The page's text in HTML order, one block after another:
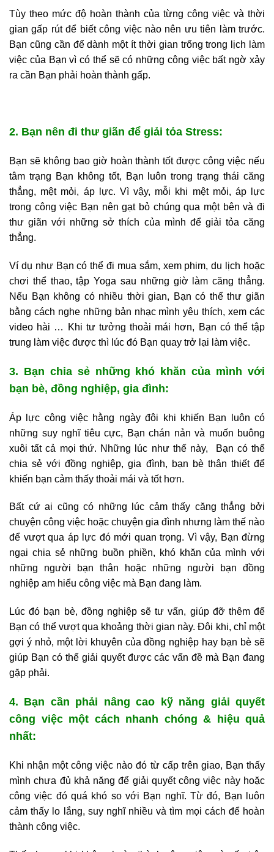
Tùy theo mức độ hoàn thành của từng công việc và thời
gian gấp rút để biết công việc nào nên ưu tiên làm trước.
Bạn cũng cần để dành một ít thời gian trống trong lịch làm
việc của Bạn vì có thể sẽ có những công việc bất ngờ xảy
ra cần Bạn phải hoàn thành gấp.
2. Bạn nên đi thư giãn để giải tỏa Stress:
Bạn sẽ không bao giờ hoàn thành tốt được công việc nếu
tâm trạng Bạn không tốt, Bạn luôn trong trạng thái căng
thẳng, mệt mỏi, áp lực. Vì vậy, mỗi khi mệt mỏi, áp lực
trong công việc Bạn nên gạt bỏ chúng qua một bên và đi
thư giãn với những sở thích của mình để giải tỏa căng
thẳng.
Ví dụ như Bạn có thể đi mua sắm, xem phim, du lịch hoặc
chơi thể thao, tập Yoga sau những giờ làm căng thẳng.
Nếu Bạn không có nhiều thời gian, Bạn có thể thư giãn
bằng cách nghe những bản nhạc mình yêu thích, xem các
video hài … Khi tư tưởng thoải mái hơn, Bạn có thể tập
trung làm việc được thì lúc đó Bạn quay trở lại làm việc.
3. Bạn chia sẻ những khó khăn của mình với
bạn bè, đồng nghiệp, gia đình:
Áp lực công việc hằng ngày đôi khi khiến Bạn luôn có
những suy nghĩ tiêu cực, Bạn chán nản và muốn buông
xuôi tất cả mọi thứ. Những lúc như thế này, Bạn có thể
chia sẻ với đồng nghiệp, gia đình, bạn bè thân thiết để
khiến bạn cảm thấy thoải mái và tốt hơn.
Bất cứ ai cũng có những lúc cảm thấy căng thẳng bởi
chuyện công việc hoặc chuyện gia đình nhưng làm thế nào
để vượt qua áp lực đó mới quan trọng. Vì vậy, Bạn đừng
ngại chia sẻ những buồn phiền, khó khăn của mình với
những người bạn thân hoặc những người bạn đồng
nghiệp am hiểu công việc mà Bạn đang làm.
Lúc đó bạn bè, đồng nghiệp sẽ tư vấn, giúp đỡ thêm để
Bạn có thể vượt qua khoảng thời gian này. Đôi khi, chỉ một
gợi ý nhỏ, một lời khuyên của đồng nghiệp hay bạn bè sẽ
giúp Bạn có thể giải quyết được các vấn đề mà Bạn đang
gặp phải.
4. Bạn cần phải nâng cao kỹ năng giải quyết
công việc một cách nhanh chóng & hiệu quả
nhất:
Khi nhận một công việc nào đó từ cấp trên giao, Bạn thấy
mình chưa đủ khả năng để giải quyết công việc này hoặc
công việc đó quá khó so với Bạn nghĩ. Từ đó, Bạn luôn
cảm thấy lo lắng, suy nghĩ nhiều và tìm mọi cách để hoàn
thành công việc.